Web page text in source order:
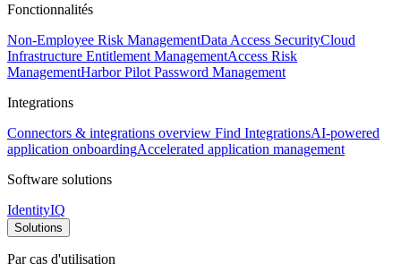
Fonctionnalités
Non-Employee Risk ManagementData Access SecurityCloud
Infrastructure Entitlement ManagementAccess Risk
ManagementHarbor Pilot Password Management
Integrations
Connectors & integrations overview Find IntegrationsAI-powered
application onboardingAccelerated application management
Software solutions
IdentityIQ
Solutions
Par cas d'utilisation